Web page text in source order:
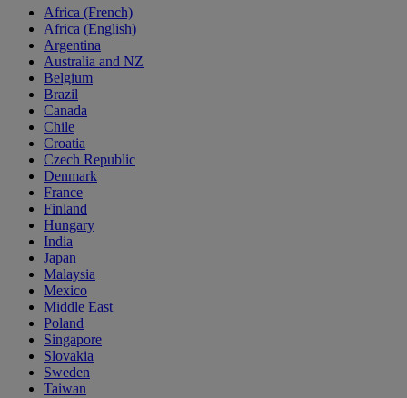
Africa (French)
Africa (English)
Argentina
Australia and NZ
Belgium
Brazil
Canada
Chile
Croatia
Czech Republic
Denmark
France
Finland
Hungary
India
Japan
Malaysia
Mexico
Middle East
Poland
Singapore
Slovakia
Sweden
Taiwan